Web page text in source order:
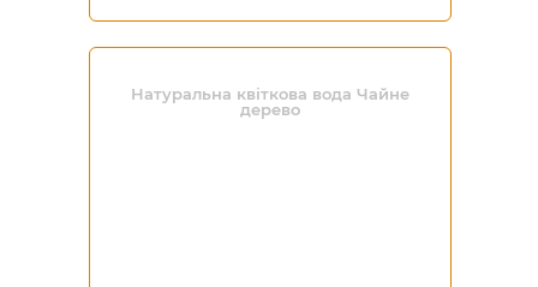
Натуральна квіткова вода Чайне
дерево